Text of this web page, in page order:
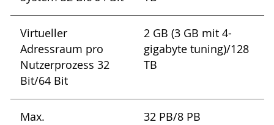
Virtueller
Adressraum pro
Nutzerprozess 32
Bit/64 Bit
2 GB (3 GB mit 4-
gigabyte tuning)/128
TB
Max.
32 PB/8 PB